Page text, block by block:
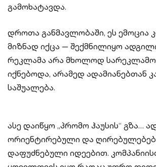
გამოხატავდა.
დროთა განმავლობაში, ეს ემოცია
მიზნად იქცა — შექმნილიყო
რეკლამა არა მხოლოდ
იქნებოდა, არამედ ადამიანებთან
საშუალება.
ასე დაიწყო „პრომო ჰაუსის“ გზა…
ორიენტირებული და
დაფუძნებული იდეებით.